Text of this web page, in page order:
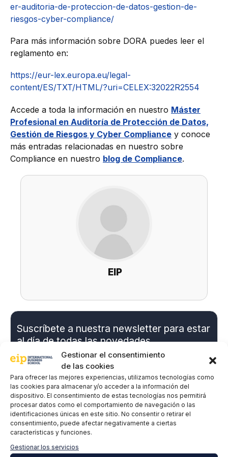
Gestionar el consentimiento
de las cookies
Para ofrecer las mejores experiencias, utilizamos tecnologías como
las cookies para almacenar y/o acceder a la información del
dispositivo. El consentimiento de estas tecnologías nos permitirá
procesar datos como el comportamiento de navegación o las
identificaciones únicas en este sitio. No consentir o retirar el
consentimiento, puede afectar negativamente a ciertas
características y funciones.
Gestionar los servicios
er-auditoria-de-proteccion-de-datos-gestion-de-
riesgos-cyber-compliance/
Para más información sobre DORA puedes leer el
reglamento en:
https://eur-lex.europa.eu/legal-
content/ES/TXT/HTML/?uri=CELEX:32022R2554
Accede a toda la información en nuestro Máster
Profesional en Auditoría de Protección de Datos,
Gestión de Riesgos y Cyber Compliance y conoce
más entradas relacionadas en nuestro sobre
Compliance en nuestro blog de Compliance.
EIP
Suscríbete a nuestra newsletter para estar
al día de todas las novedades
Nombre y apellidos*
Correo electrónico*